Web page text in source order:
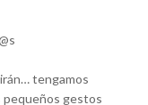
tengamos
pequeños gestos